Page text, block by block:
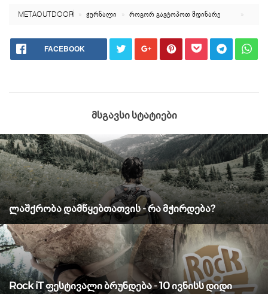
META OUTDOOR ჟურნალი როგორ გავტოპოთ მდინარე
FACEBOOK
მსგავსი სტატიები
ლაშქრობა დამწყებთათვის - რა მჭირდება?
Rock iT ფესტივალი ბრუნდება - 10 ივნისს დიდი